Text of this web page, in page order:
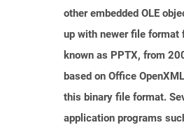
other embedded OLE
up with newer file format
known as PPTX, from
based on Office
this binary file format.
application programs